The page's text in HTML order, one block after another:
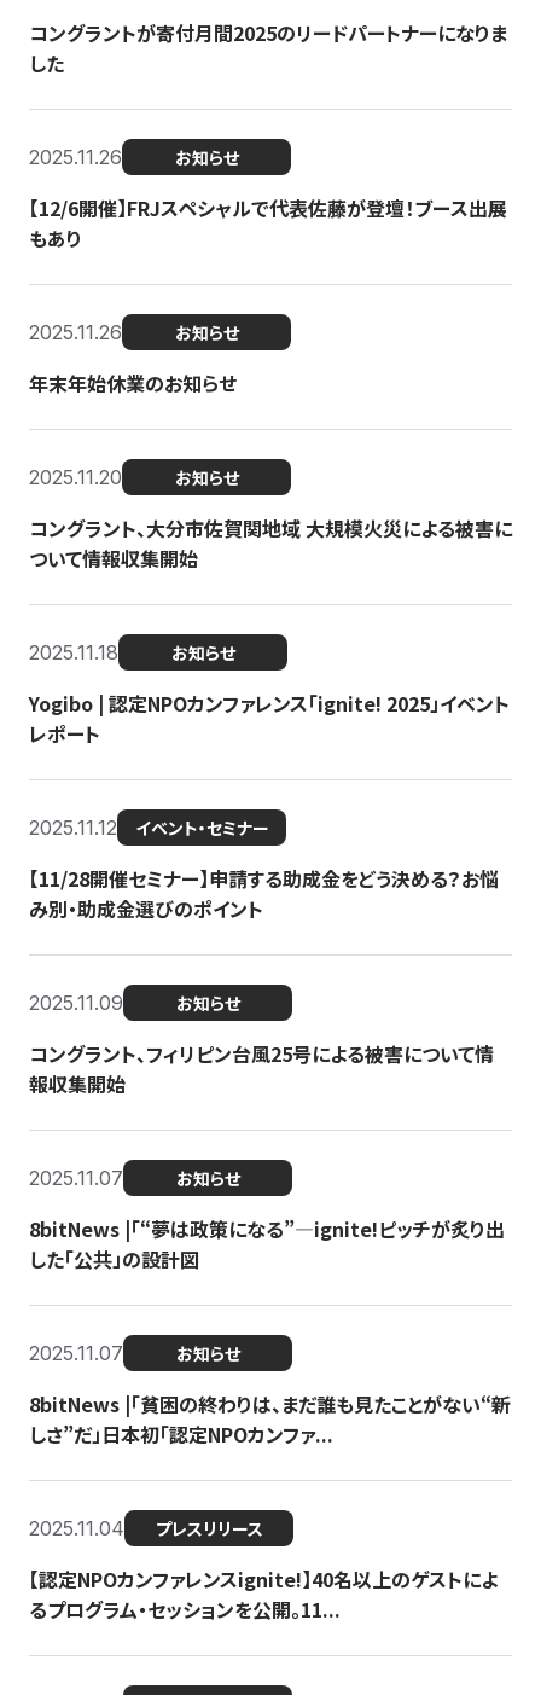
コングラントが寄付月間2025のリードパートナーになりま
した
2025.11.26 お知らせ
【12/6開催】FRJスペシャルで代表佐藤が登壇！ブース出展
もあり
2025.11.26 お知らせ
年末年始休業のお知らせ
2025.11.20 お知らせ
コングラント、大分市佐賀関地域 大規模火災による被害に
ついて情報収集開始
2025.11.18 お知らせ
Yogibo | 認定NPOカンファレンス「ignite! 2025」イベント
レポート
2025.11.12 イベント・セミナー
【11/28開催セミナー】申請する助成金をどう決める？お悩
み別・助成金選びのポイント
2025.11.09 お知らせ
コングラント、フィリピン台風25号による被害について情
報収集開始
2025.11.07 お知らせ
8bitNews |「“夢は政策になる”—ignite!ピッチが炙り出
した「公共」の設計図
2025.11.07 お知らせ
8bitNews |「貧困の終わりは、まだ誰も見たことがない“新
しさ”だ」日本初「認定NPOカンファ...
2025.11.04 プレスリリース
【認定NPOカンファレンスignite!】40名以上のゲストによ
るプログラム・セッションを公開。11...